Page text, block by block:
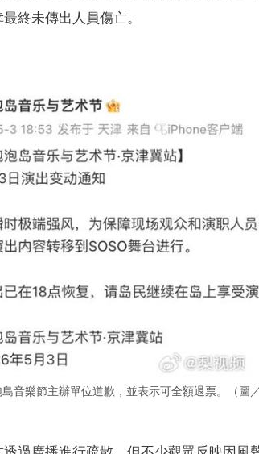
終未傳出人員傷亡。
音樂節主辦單位道歉，並表示可全額退票。（圖